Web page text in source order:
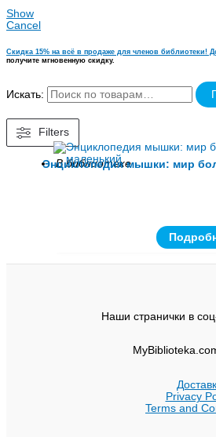
Show
Cancel
Скидка 15% на всё в продаже для членов библиотеки!
получите мгновенную скидку.
Искать:
Filters
В библиотеке
Энциклопедия мышки: мир
Наши странички в
Privacy
Terms and